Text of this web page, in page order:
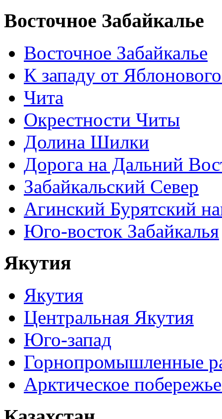
Восточное Забайкалье
Восточное Забайкалье
К западу от
Чита
Окрестности Читы
Долина Шилки
Дорога на Дальний
Забайкальский Север
Агинский Бурятский
Юго-восток Забайкалья
Якутия
Якутия
Центральная Якутия
Юго-запад
Горнопромышленные
Арктическое